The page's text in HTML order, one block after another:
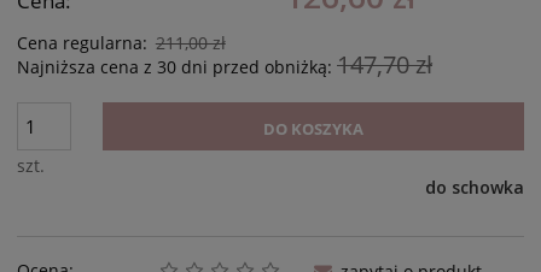
Cena regularna: 211,00 zł
Najniższa cena z 30 dni przed obniżką: 147,70 zł
szt.
DO KOSZYKA
do schowka